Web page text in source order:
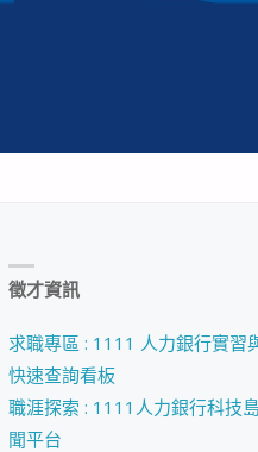
徵才資訊
求職專區 : 1111 人力銀行實習
快速查詢看板
職涯探索 : 1111人力銀行科技
聞平台